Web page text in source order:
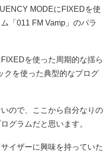
MODEにFIXEDを使
「011 FM Vamp」のパラ
を使った周期的な揺ら
クを使った典型的なプログ
ので、ここから自分なりの
グラムだと思います。
イザーに興味を持っていた